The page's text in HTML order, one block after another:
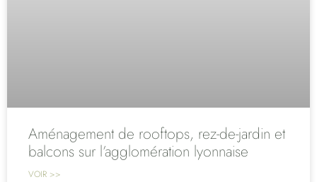
Aménagement de rooftops, rez-de-jardin et
balcons sur l’agglomération lyonnaise
VOIR >>